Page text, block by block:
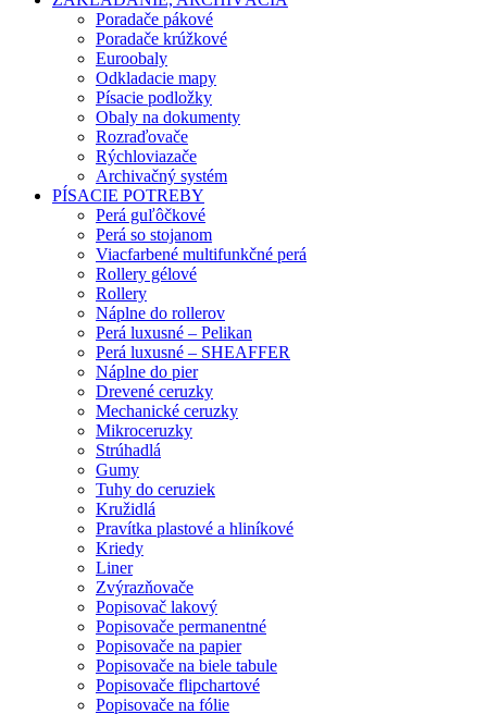
Poradače pákové
Poradače krúžkové
Euroobaly
Odkladacie mapy
Písacie podložky
Obaly na dokumenty
Rozraďovače
Rýchloviazače
Archivačný systém
PÍSACIE POTREBY
Perá guľôčkové
Perá so stojanom
Viacfarbené multifunkčné perá
Rollery gélové
Rollery
Náplne do rollerov
Perá luxusné – Pelikan
Perá luxusné – SHEAFFER
Náplne do pier
Drevené ceruzky
Mechanické ceruzky
Mikroceruzky
Strúhadlá
Gumy
Tuhy do ceruziek
Kružidlá
Pravítka plastové a hliníkové
Kriedy
Liner
Zvýrazňovače
Popisovač lakový
Popisovače permanentné
Popisovače na papier
Popisovače na biele tabule
Popisovače flipchartové
Popisovače na fólie